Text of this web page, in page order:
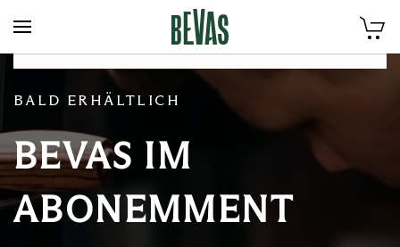
Zum Hauptinhalt springen
BALD ERHÄLTLICH
BEVAS IM
ABONEMMENT